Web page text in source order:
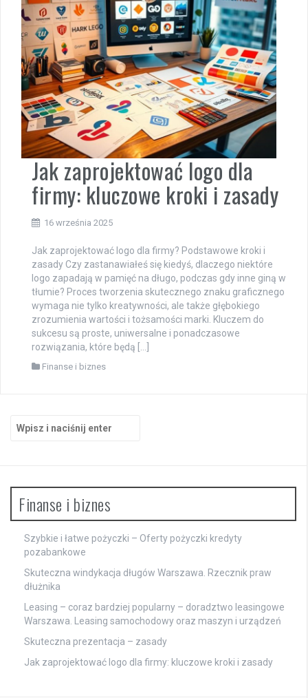
Jak zaprojektować logo dla
firmy: kluczowe kroki i zasady
16 września 2025
Jak zaprojektować logo dla firmy? Podstawowe kroki i
zasady Czy zastanawiałeś się kiedyś, dlaczego niektóre
logo zapadają w pamięć na długo, podczas gdy inne giną w
tłumie? Proces tworzenia skutecznego znaku graficznego
wymaga nie tylko kreatywności, ale także głębokiego
zrozumienia wartości i tożsamości marki. Kluczem do
sukcesu są proste, uniwersalne i ponadczasowe
rozwiązania, które będą […]
Finanse i biznes
Finanse i biznes
Szybkie i łatwe pożyczki – Oferty pożyczki kredyty
pozabankowe
Skuteczna windykacja długów Warszawa. Rzecznik praw
dłużnika
Leasing – coraz bardziej popularny – doradztwo leasingowe
Warszawa. Leasing samochodowy oraz maszyn i urządzeń
Skuteczna prezentacja – zasady
Jak zaprojektować logo dla firmy: kluczowe kroki i zasady